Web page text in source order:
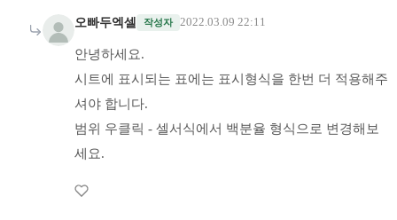
오빠두엑셀 작성자 2022.03.09 22:11
안녕하세요.
시트에 표시되는 표에는 표시형식을 한번 더 적용해주
셔야 합니다.
범위 우클릭 - 셀서식에서 백분율 형식으로 변경해보
세요.